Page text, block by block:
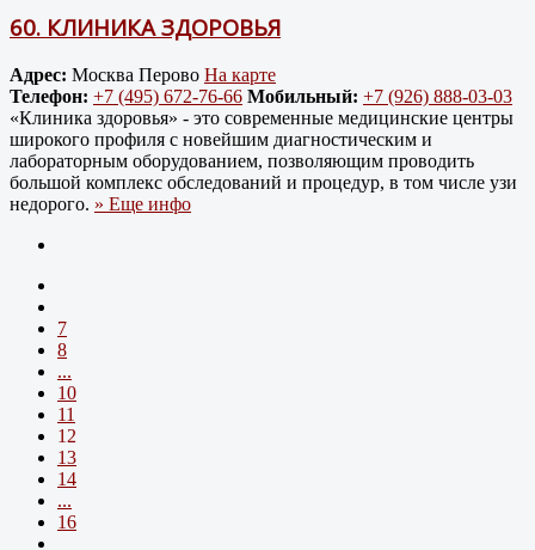
60. КЛИНИКА ЗДОРОВЬЯ
Адрес: Москва Перово На карте
Телефон: +7 (495) 672-76-66 Мобильный: +7 (926) 888-03-03
«Клиника здоровья» - это современные медицинские центры
широкого профиля с новейшим диагностическим и
лабораторным оборудованием, позволяющим проводить
большой комплекс обследований и процедур, в том числе узи
недорого. » Еще инфо
7
8
...
10
11
12
13
14
...
16